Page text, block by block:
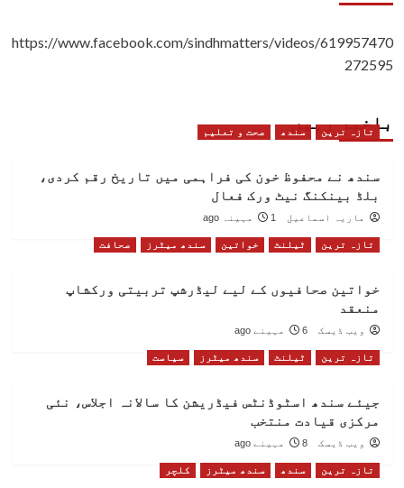
https://www.facebook.com/sindhmatters/videos/619957470
272595
باخبر رہیں
تازہ ترین سندھ صحت و تعلیم
سندھ نے محفوظ خون کی فراہمی میں تاریخ رقم کردی،
بلڈ بینکنگ نیٹ ورک فعال
ماریہ اسماعیل 1 مہینہ ago
تازہ ترین ٹیلنٹ خواتین سندھ میٹرز صحافت
خواتین صحافیوں کے لیے لیڈرشپ تربیتی ورکشاپ
منعقد
ویب ڈیسک 6 مہینے ago
تازہ ترین ٹیلنٹ سندھ میٹرز سیاست
جیئے سندھ اسٹوڈنٹس فیڈریشن کا سالانہ اجلاس، نئی
مرکزی قیادت منتخب
ویب ڈیسک 8 مہینے ago
تازہ ترین سندھ سندھ میٹرز کلچر